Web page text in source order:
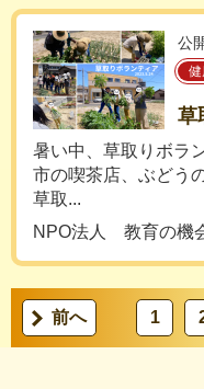
公
草
暑い中、草取りボラ
市の喫茶店、ぶどう
草取...
NPO法人 教育の機
前へ 1